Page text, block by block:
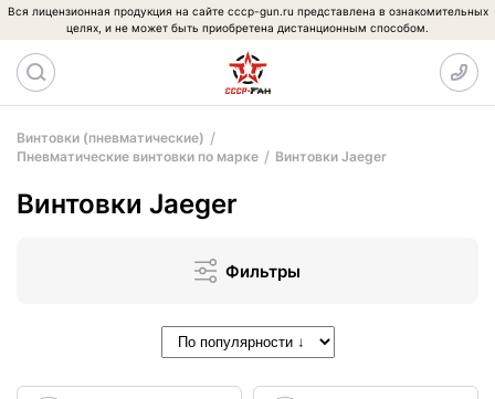
Вся лицензионная продукция на сайте cccp-gun.ru представлена в ознакомительных
целях, и не может быть приобретена дистанционным способом.
Винтовки (пневматические)
Пневматические винтовки по марке
Винтовки Jaeger
Винтовки Jaeger
Фильтры